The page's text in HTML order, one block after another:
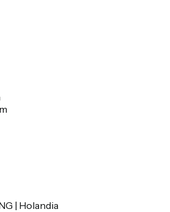
| Holandia